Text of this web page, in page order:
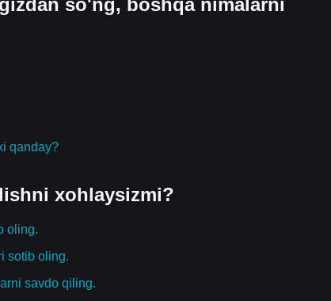
so'ng, boshqa nimalarni
qanday?
xohlaysizmi?
oling.
sotib oling.
savdo qiling.